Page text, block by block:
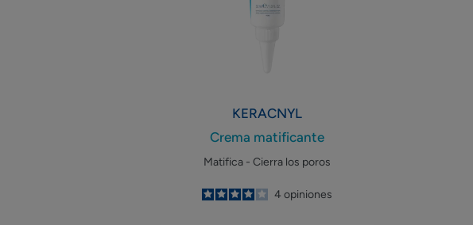
KERACNYL
Crema matificante
Matifica - Cierra los poros
4
/5
4 opiniones